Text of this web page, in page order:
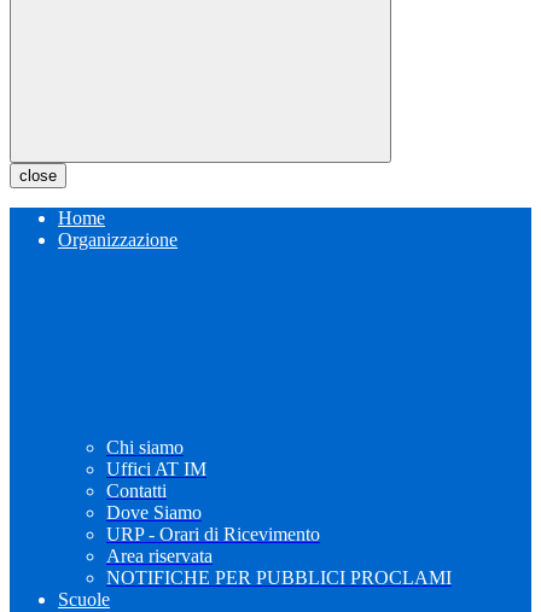
close
Home
Organizzazione
Chi siamo
Uffici AT IM
Contatti
Dove Siamo
URP - Orari di Ricevimento
Area riservata
NOTIFICHE PER PUBBLICI PROCLAMI
Scuole